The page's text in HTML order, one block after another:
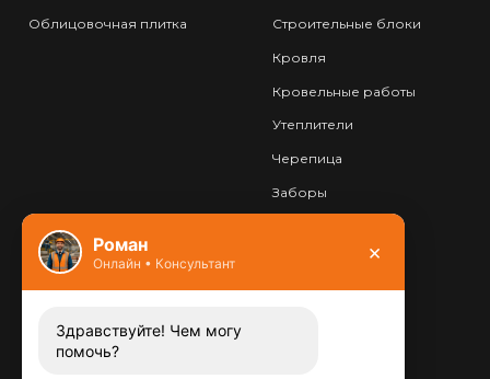
Облицовочная плитка Строительные блоки
Кровля
Кровельные работы
Утеплители
Черепица
Заборы
Контакты
Заказать звонок
Роман
Онлайн • Консультант ×
Здравствуйте! Чем могу
помочь?